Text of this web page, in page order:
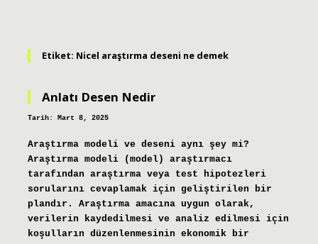
Etiket: Nicel araştırma deseni ne demek
Anlatı Desen Nedir
Tarih: Mart 8, 2025
Araştırma modeli ve deseni aynı şey mi?
Araştırma modeli (model) araştırmacı
tarafından araştırma veya test hipotezleri
sorularını cevaplamak için geliştirilen bir
plandır. Araştırma amacına uygun olarak,
verilerin kaydedilmesi ve analiz edilmesi için
koşulların düzenlenmesinin ekonomik bir